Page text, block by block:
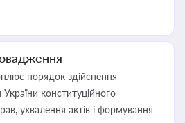
порядок здійснення
конституційного
ухвалення актів і формування